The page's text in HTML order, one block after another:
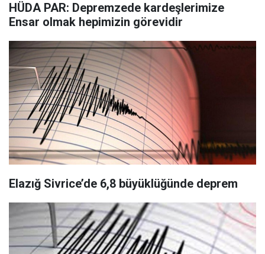
HÜDA PAR: Depremzede kardeşlerimize
Ensar olmak hepimizin görevidir
Elazığ Sivrice’de 6,8 büyüklüğünde deprem